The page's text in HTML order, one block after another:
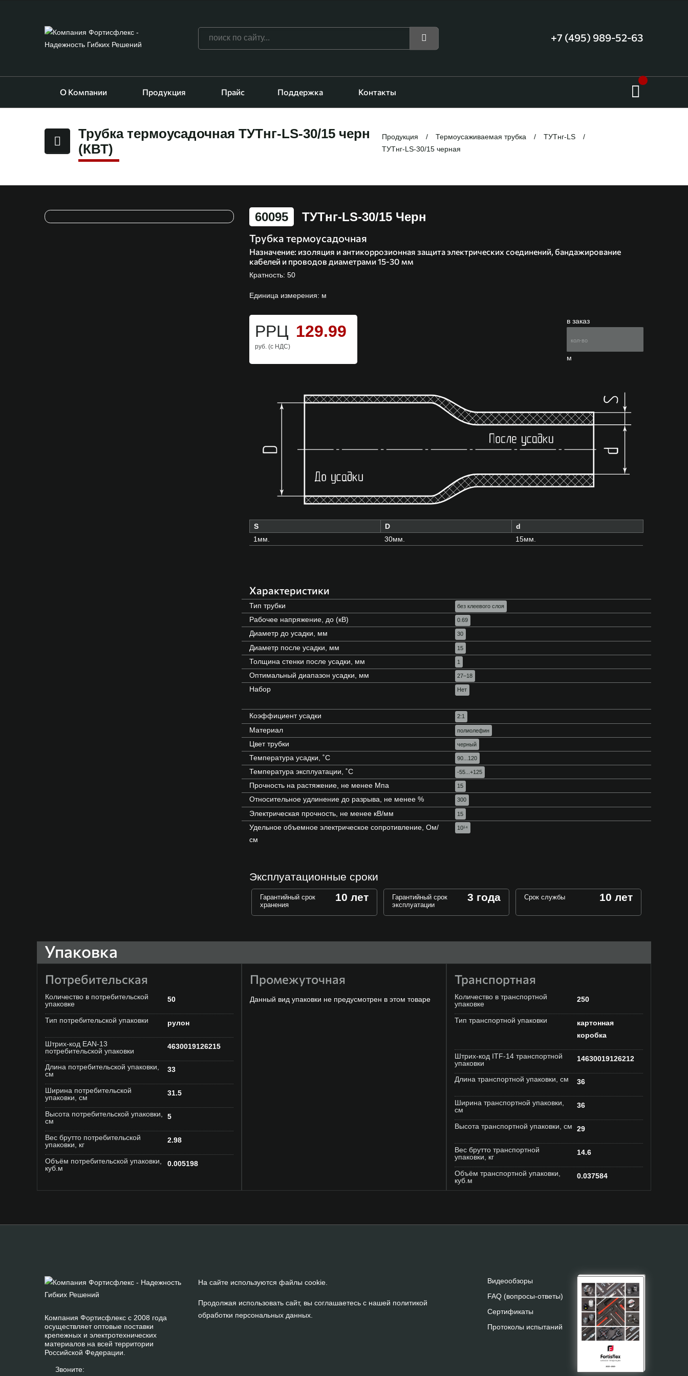
+7 (495) 989-52-63
О Компании Продукция Прайс Поддержка Контакты
Трубка термоусадочная ТУТнг-LS-30/15 черн
(КВТ)
Продукция Термоусаживаемая трубка
ТУТнг-LS
ТУТнг-LS-30/15 черная
60095 ТУТнг-LS-30/15 Черн
Трубка термоусадочная
Назначение: изоляция и антикоррозионная защита электрических соединений, бандажирование
кабелей и проводов диаметрами 15-30 мм
Кратность: 50
Единица измерения: м
РРЦ
руб. (с НДС)
129.99
в заказ
м
S D
d
1мм.
30мм. 15мм.
Характеристики
Тип трубки без клеевого слоя
Рабочее напряжение, до (кВ) 0.69
Диаметр до усадки, мм 30
Диаметр после усадки, мм 15
Толщина стенки после усадки, мм 1
Оптимальный диапазон усадки, мм 27–18
Набор Нет
Коэффициент усадки 2:1
Материал полиолефин
Цвет трубки черный
Температура усадки, ˚С 90...120
Температура эксплуатации, ˚С -55...+125
Прочность на растяжение, не менее Мпа 15
Относительное удлинение до разрыва, не менее % 300
Электрическая прочность, не менее кВ/мм 15
Удельное объемное электрическое сопротивление, Ом/
см
10¹⁴
Эксплуатационные сроки
Гарантийный срок
хранения
10 лет
Гарантийный срок
эксплуатации
3 года Срок службы 10 лет
Упаковка
Потребительская
Количество в потребительской
упаковке
50
Тип потребительской упаковки рулон
Штрих-код EAN-13
потребительской упаковки
4630019126215
Длина потребительской упаковки,
см
33
Ширина потребительской
упаковки, см
31.5
Высота потребительской упаковки,
см
5
Вес брутто потребительской
упаковки, кг
2.98
Объём потребительской упаковки,
куб.м
0.005198
Промежуточная
Данный вид упаковки не предусмотрен в этом товаре
Транспортная
Количество в транспортной
упаковке
250
Тип транспортной упаковки
картонная
коробка
Штрих-код ITF-14 транспортной
упаковки
14630019126212
Длина транспортной упаковки, см 36
Ширина транспортной упаковки,
см
36
Высота транспортной упаковки, см 29
Вес брутто транспортной
упаковки, кг
14.6
Объём транспортной упаковки,
куб.м
0.037584
Компания Фортисфлекс с 2008 года
осуществляет оптовые поставки
крепежных и электротехнических
материалов на всей территории
Российской Федерации.
Звоните:
На сайте используются файлы cookie.
Продолжая использовать сайт, вы соглашаетесь с нашей политикой
обработки персональных данных
Видеообзоры
FAQ (вопросы-ответы)
Сертификаты
Протоколы испытаний